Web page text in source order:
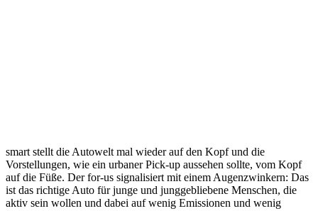
smart stellt die Autowelt mal wieder auf den Kopf und die
Vorstellungen, wie ein urbaner Pick-up aussehen sollte, vom Kopf
auf die Füße. Der for-us signalisiert mit einem Augenzwinkern: Das
ist das richtige Auto für junge und junggebliebene Menschen, die
aktiv sein wollen und dabei auf wenig Emissionen und wenig